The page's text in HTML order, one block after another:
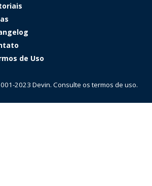
de Uso
2023 Devin. Consulte os termos de uso.